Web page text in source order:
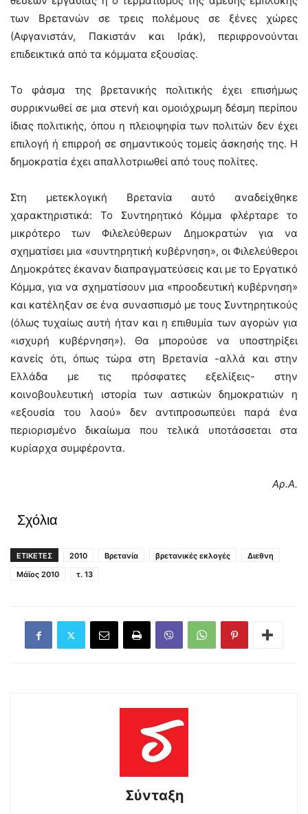
των Βρετανών σε τρεις πολέμους σε ξένες χώρες
(Αφγανιστάν, Πακιστάν και Ιράκ), περιφρονούνται
επιδεικτικά από τα κόμματα εξουσίας.
Το φάσμα της βρετανικής πολιτικής έχει επισήμως
συρρικνωθεί σε μια στενή και ομοιόχρωμη δέσμη περίπου
ίδιας πολιτικής, όπου η πλειοψηφία των πολιτών δεν έχει
επιλογή ή επιρροή σε σημαντικούς τομείς άσκησής της. Η
δημοκρατία έχει απαλλοτριωθεί από τους πολίτες.
Στη μετεκλογική Βρετανία αυτό αναδείχθηκε
χαρακτηριστικά: Το Συντηρητικό Κόμμα φλέρταρε το
μικρότερο των Φιλελεύθερων Δημοκρατών για να
σχηματίσει μια «συντηρητική κυβέρνηση», οι Φιλελεύθεροι
Δημοκράτες έκαναν διαπραγματεύσεις και με το Εργατικό
Κόμμα, για να σχηματίσουν μια «προοδευτική κυβέρνηση»
και κατέληξαν σε ένα συνασπισμό με τους Συντηρητικούς
(όλως τυχαίως αυτή ήταν και η επιθυμία των αγορών για
«ισχυρή κυβέρνηση»). Θα μπορούσε να υποστηρίξει
κανείς ότι, όπως τώρα στη Βρετανία -αλλά και στην
Ελλάδα με τις πρόσφατες εξελίξεις- στην
κοινοβουλευτική ιστορία των αστικών δημοκρατιών η
«εξουσία του λαού» δεν αντιπροσωπεύει παρά ένα
περιορισμένο δικαίωμα που τελικά υποτάσσεται στα
κυρίαρχα συμφέροντα.
Αρ.Α.
Σχόλια
ΕΤΙΚΕΤΕΣ 2010 Βρετανία βρετανικές εκλογές
Διεθνη
Μάϊος 2010
τ. 13
Σύνταξη